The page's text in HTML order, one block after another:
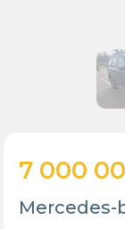
7 000
Mercedes-